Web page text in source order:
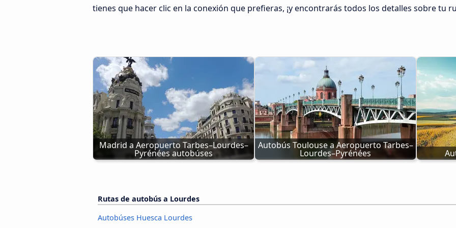
tienes que hacer clic en la conexión que prefieras, ¡y encontrarás todos los detalles sobre tu
Madrid a Aeropuerto Tarbes–Lourdes–
Pyrénées autobúses
Autobús Toulouse a Aeropuerto Tarbes–
Lourdes–Pyrénées
Rutas de autobús a Lourdes
Autobúses Huesca Lourdes